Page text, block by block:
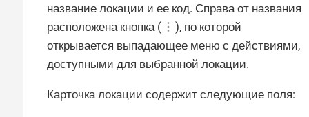
название локации и ее код. Справа от названия
расположена кнопка (
), по которой
открывается выпадающее меню с действиями,
доступными для выбранной локации.
Карточка локации содержит следующие поля: